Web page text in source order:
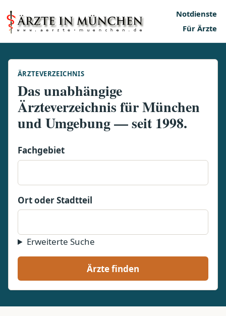
Notdienste
Für Ärzte
ÄRZTEVERZEICHNIS
Das unabhängige
Ärzteverzeichnis für München
und Umgebung — seit 1998.
Fachgebiet
Ort oder Stadtteil
Erweiterte Suche
Ärzte finden